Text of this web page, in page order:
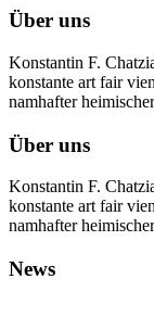
Über uns
Konstantin F.
konstante art fair
namhafter
Über uns
Konstantin F.
konstante art fair
namhafter
News